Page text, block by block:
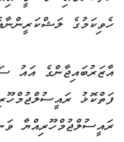
ހެވިކަމުގެ
އާޒަރުބައިޖާންގެ އައު
ފަތްކޮޅު
ރައީސުލްޖުމްހޫރިއްޔާ